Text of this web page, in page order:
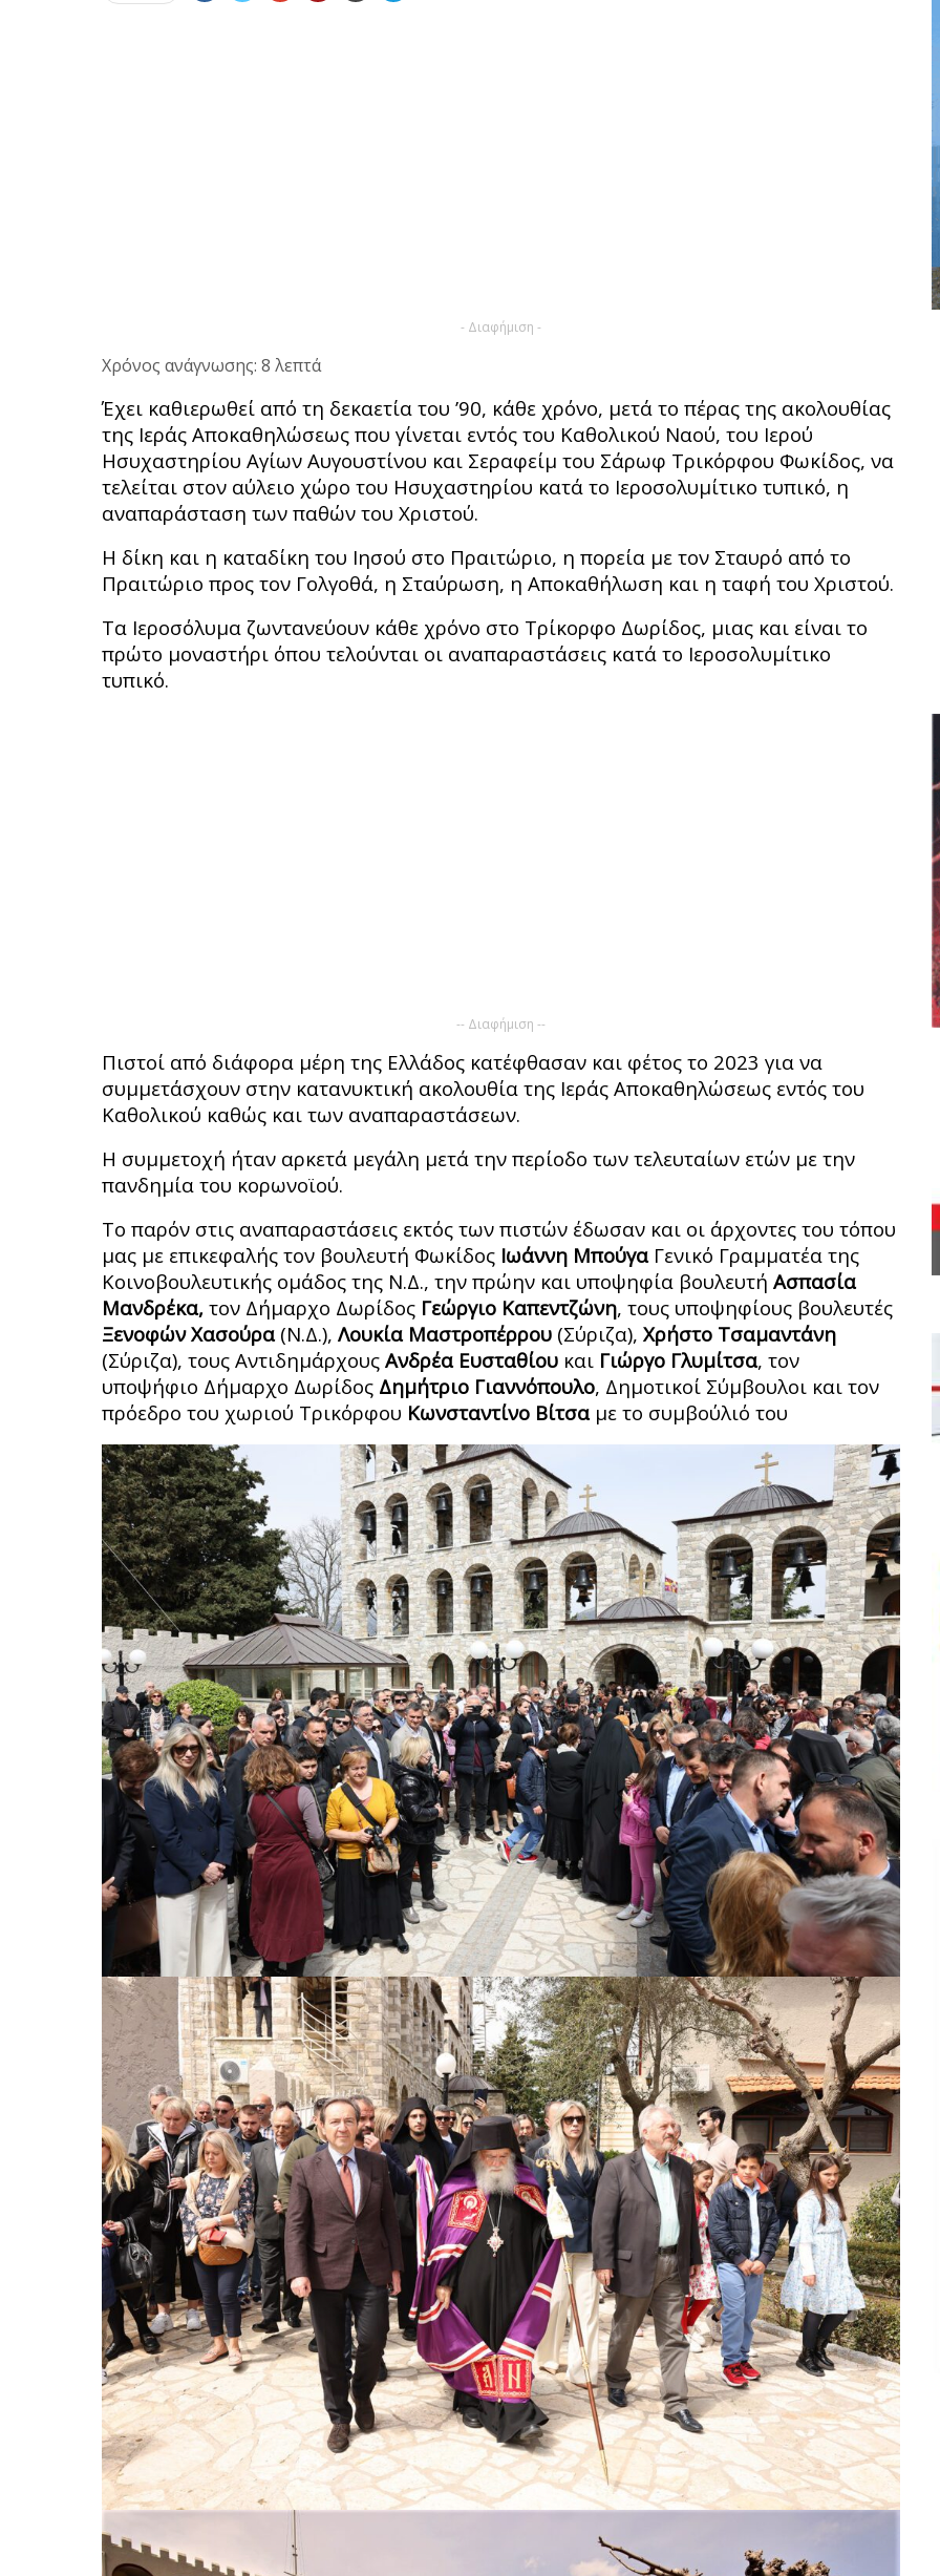
- Διαφήμιση -
Χρόνος ανάγνωσης: 8 λεπτά
Έχει καθιερωθεί από τη δεκαετία του ’90, κάθε χρόνο, μετά το πέρας της ακολουθίας
της Ιεράς Αποκαθηλώσεως που γίνεται εντός του Καθολικού Ναού, του Ιερού
Ησυχαστηρίου Αγίων Αυγουστίνου και Σεραφείμ του Σάρωφ Τρικόρφου Φωκίδος, να
τελείται στον αύλειο χώρο του Ησυχαστηρίου κατά το Ιεροσολυμίτικο τυπικό, η
αναπαράσταση των παθών του Χριστού.
Η δίκη και η καταδίκη του Ιησού στο Πραιτώριο, η πορεία με τον Σταυρό από το
Πραιτώριο προς τον Γολγοθά, η Σταύρωση, η Αποκαθήλωση και η ταφή του Χριστού.
Τα Ιεροσόλυμα ζωντανεύουν κάθε χρόνο στο Τρίκορφο Δωρίδος, μιας και είναι το
πρώτο μοναστήρι όπου τελούνται οι αναπαραστάσεις κατά το Ιεροσολυμίτικο
τυπικό.
-- Διαφήμιση --
Πιστοί από διάφορα μέρη της Ελλάδος κατέφθασαν και φέτος το 2023 για να
συμμετάσχουν στην κατανυκτική ακολουθία της Ιεράς Αποκαθηλώσεως εντός του
Καθολικού καθώς και των αναπαραστάσεων.
Η συμμετοχή ήταν αρκετά μεγάλη μετά την περίοδο των τελευταίων ετών με την
πανδημία του κορωνοϊού.
Το παρόν στις αναπαραστάσεις εκτός των πιστών έδωσαν και οι άρχοντες του τόπου
μας με επικεφαλής τον βουλευτή Φωκίδος Ιωάννη Μπούγα Γενικό Γραμματέα της
Κοινοβουλευτικής ομάδος της Ν.Δ., την πρώην και υποψηφία βουλευτή Ασπασία
Μανδρέκα, τον Δήμαρχο Δωρίδος Γεώργιο Καπεντζώνη, τους υποψηφίους βουλευτές
Ξενοφών Χασούρα(Ν.Δ.), Λουκία Μαστροπέρρου (Σύριζα), Χρήστο Τσαμαντάνη
(Σύριζα), τους Αντιδημάρχους Ανδρέα Ευσταθίου και Γιώργο Γλυμίτσα, τον
υποψήφιο Δήμαρχο Δωρίδος Δημήτριο Γιαννόπουλο, Δημοτικοί Σύμβουλοι και τον
πρόεδρο του χωριού Τρικόρφου Κωνσταντίνο Βίτσαμε το συμβούλιό του